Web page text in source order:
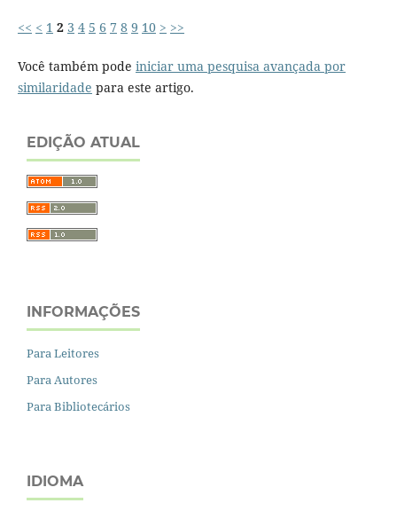
<< < 1 2 3 4 5 6 7 8 9 10 > >>
Você também pode iniciar uma pesquisa avançada por
similaridade para este artigo.
EDIÇÃO ATUAL
INFORMAÇÕES
Para Leitores
Para Autores
Para Bibliotecários
IDIOMA